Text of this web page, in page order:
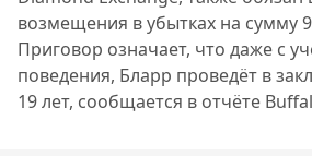
возмещения в убытках на сумму
Приговор означает, что даже с
поведения, Бларр проведёт в
19 лет, сообщается в отчёте